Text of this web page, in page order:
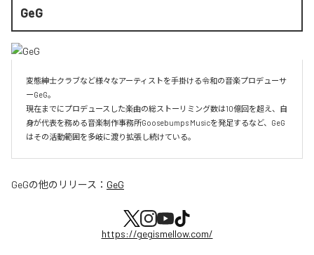
GeG
変態紳士クラブなど様々なアーティストを手掛ける令和の音楽プロデューサ
ーGeG。
現在までにプロデュースした楽曲の総ストーリミング数は10億回を超え、自
身が代表を務める音楽制作事務所Goosebumps Musicを発足するなど、GeG
はその活動範囲を多岐に渡り拡張し続けている。
GeGの他のリリース： GeG
https://gegismellow.com/